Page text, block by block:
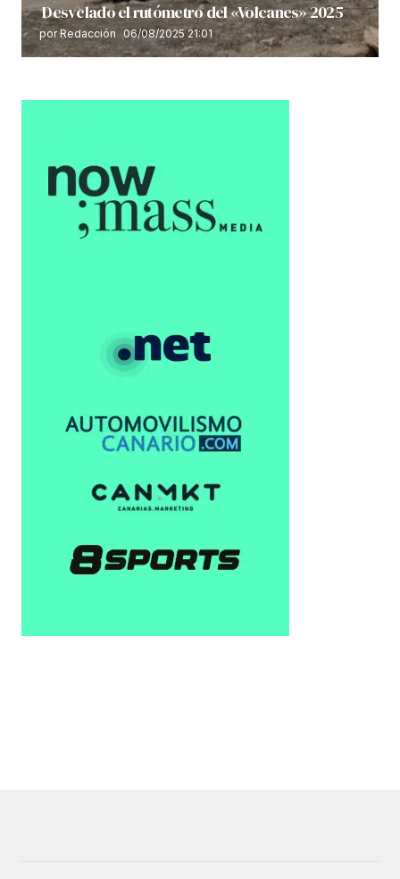
Desvelado el rutómetro del «Volcanes» 2025
por Redacción 06/08/2025 21:01